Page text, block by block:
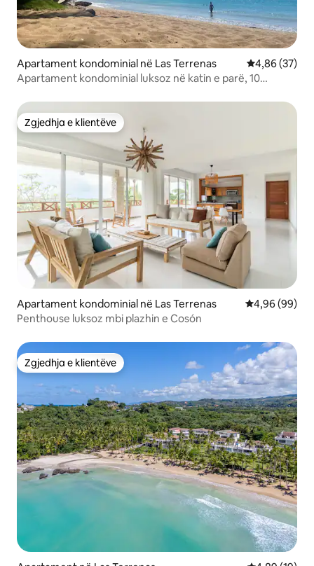
Apartament kondominial në Las Terrenas Vlerësimi
4,86 (37)
Apartament kondominial luksoz në katin e parë, 10
Zgjedhja e klientëve
Zgjedhja e klientëve
Apartament kondominial në Las Terrenas Vlerësimi
4,96 (99)
Penthouse luksoz mbi plazhin e Cosón
Zgjedhja e klientëve
Zgjedhja e klientëve